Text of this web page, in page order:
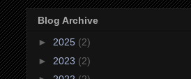
Blog Archive
► 2025 (2)
► 2023 (2)